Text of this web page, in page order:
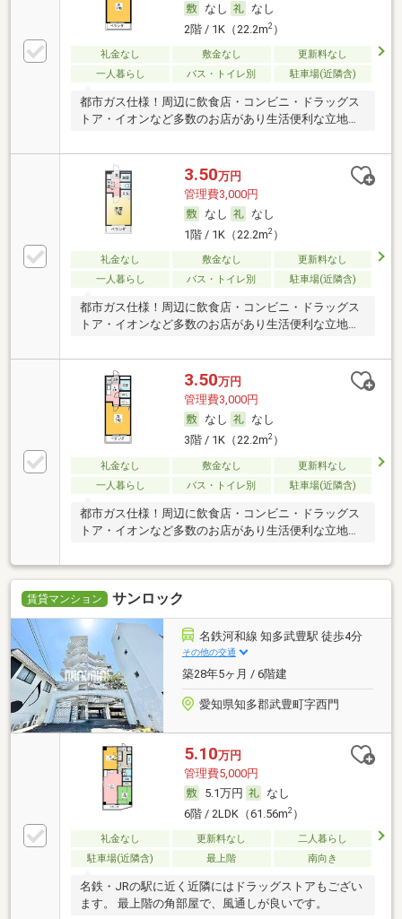
なし
なし
2階 / 1K（22.2m2）
礼金なし 敷金なし
更新料なし
一人暮らし
バス・トイレ別 駐車場(近隣含)
都市ガス仕様！周辺に飲食店・コンビニ・ドラッグス
トア・イオンなど多数のお店があり生活便利な立地で
3.50万円
管理費3,000円
なし
なし
1階 / 1K（22.2m2）
礼金なし 敷金なし
更新料なし
一人暮らし
バス・トイレ別 駐車場(近隣含)
都市ガス仕様！周辺に飲食店・コンビニ・ドラッグス
トア・イオンなど多数のお店があり生活便利な立地で
3.50万円
管理費3,000円
なし
なし
3階 / 1K（22.2m2）
礼金なし 敷金なし
更新料なし
一人暮らし
バス・トイレ別 駐車場(近隣含)
都市ガス仕様！周辺に飲食店・コンビニ・ドラッグス
トア・イオンなど多数のお店があり生活便利な立地で
賃貸マンション サンロック
名鉄河和線 知多武豊駅 徒歩4分
その他の交通
築28年5ヶ月 / 6階建
愛知県知多郡武豊町字西門
5.10万円
管理費5,000円
5.1万円
なし
6階 / 2LDK（61.56m2）
礼金なし 更新料なし
二人暮らし
駐車場(近隣含)
最上階 南向き
名鉄・JRの駅に近く近隣にはドラッグストアもござい
ます。 最上階の角部屋で、風通しが良いです。